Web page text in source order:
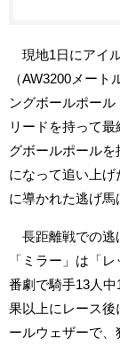
現地1日にアイ
（AW3200メー
ングボールポー
リードを持って
グボールポール
になって追い上
に導かれた逃げ馬
長距離戦での逃
「ミラー」は「
番劇で騎手13人
果以上にレース
ールウェザーで